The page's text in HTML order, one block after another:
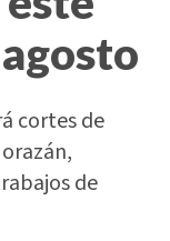
cortes de
de